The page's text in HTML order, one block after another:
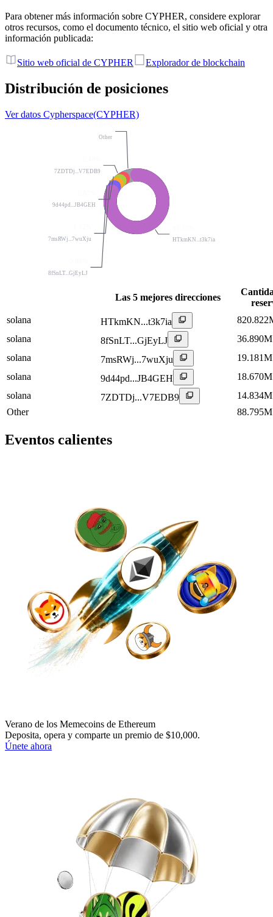
Para obtener más información sobre CYPHER, considere explorar
otros recursos, como el documento técnico, el sitio web oficial y otra
información publicada:
Sitio web oficial de CYPHER Explorador de blockchain
Distribución de posiciones
Ver datos Cypherspace(CYPHER)
Other
7ZDTDj...V7EDB9
9d44pd...JB4GEH
7msRWj...7wuXju
8fSnLT...GjEyLJ
HTkmKN...t3k7ia
Las 5 mejores direcciones
solana
HTkmKN...t3k7ia
solana
8fSnLT...GjEyLJ
36.890M
solana
7msRWj...7wuXju
19.181M
solana
9d44pd...JB4GEH
18.670M
solana
7ZDTDj...V7EDB9
14.834M
Other
88.795M
Eventos calientes
Verano de los Memecoins de Ethereum
Deposita, opera y comparte un premio de $10,000.
Únete ahora